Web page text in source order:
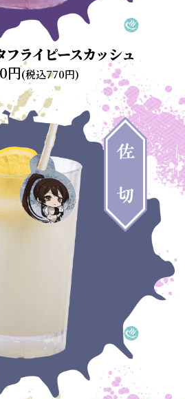
ライピースカッシュ
円(税込770円)